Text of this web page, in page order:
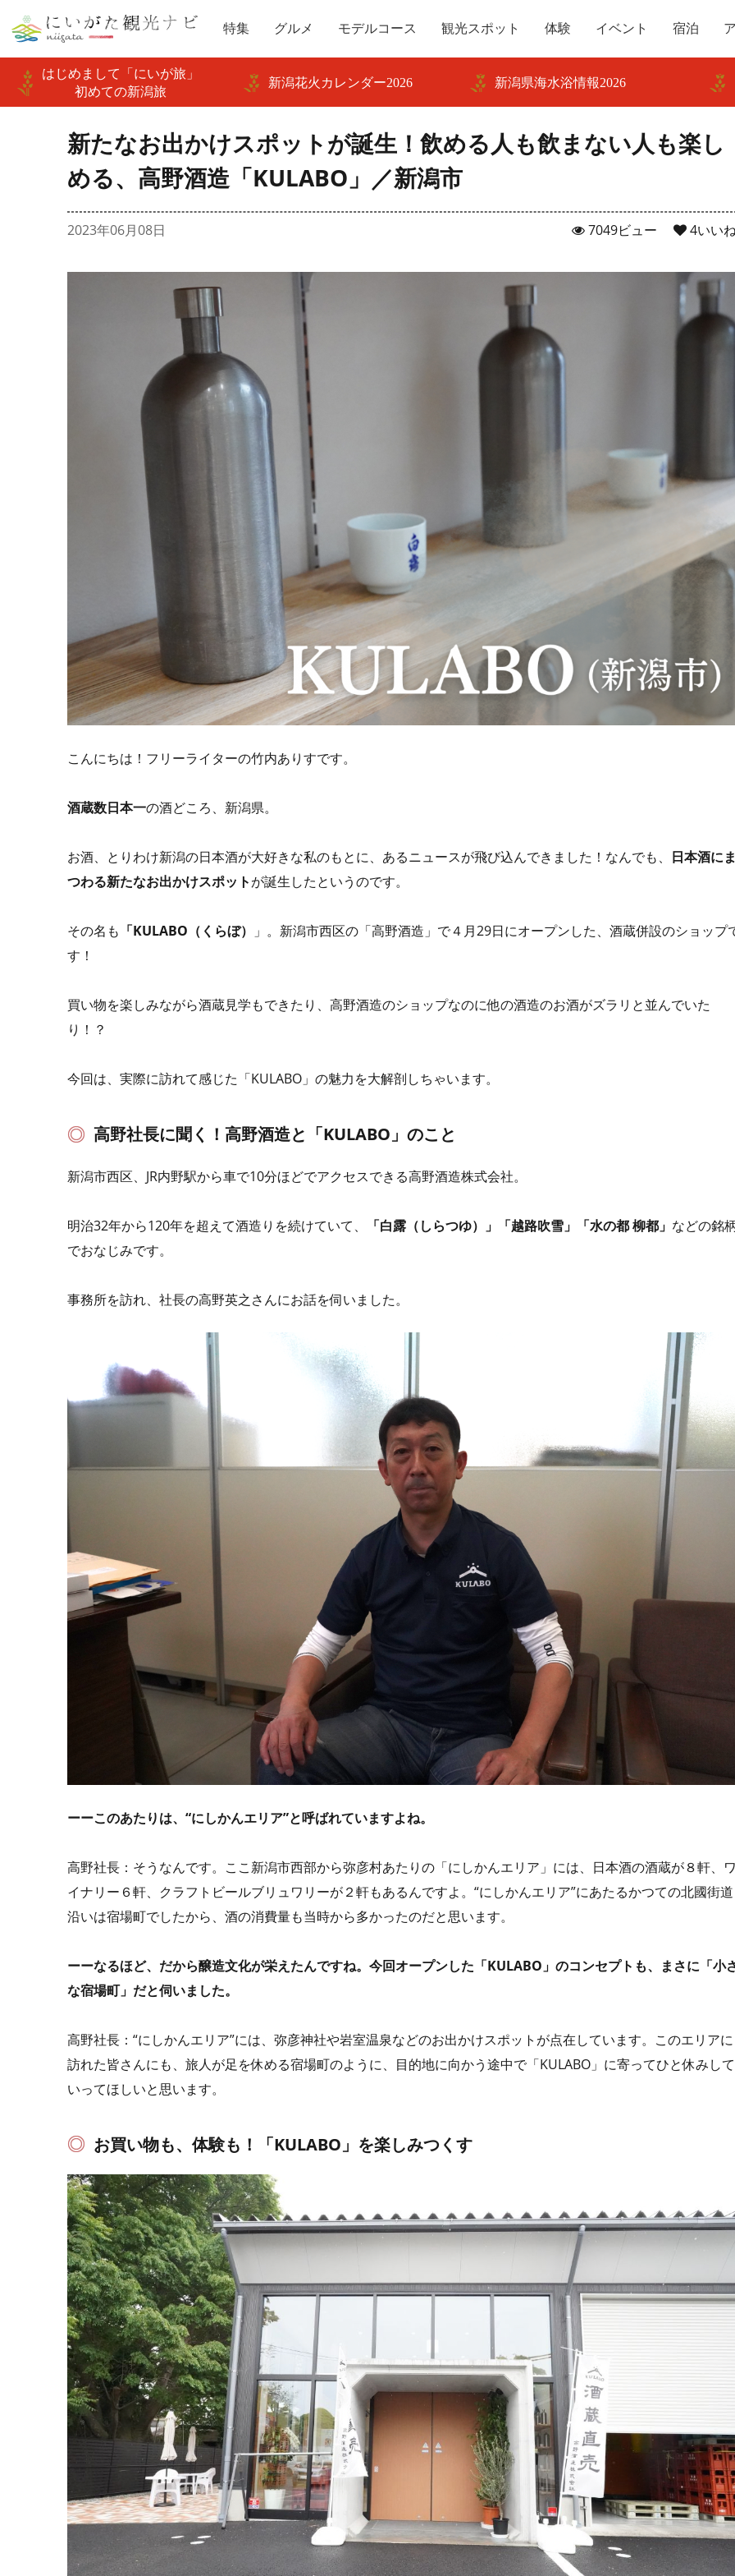
特集 グルメ モデルコース 観光スポット 体験 イベント 宿泊
はじめまして「にいが旅」
初めての新潟旅
新潟花火カレンダー2026 新潟県海水浴情報2026
新たなお出かけスポットが誕生！飲める人も飲まない人も楽し
める、高野酒造「KULABO」／新潟市
2023年06月08日 4いい
7049ビュー
こんにちは！フリーライターの竹内ありすです。
酒蔵数日本一の酒どころ、新潟県。
お酒、とりわけ新潟の日本酒が大好きな私のもとに、あるニュースが飛び込んできました！なんでも、 日本酒に
つわる新たなお出かけスポットが誕生したというのです。
その名も 「KULABO（くらぼ）
」。新潟市西区の「高野酒造」で４月29日にオープンした、酒蔵併設のショップ
す！
買い物を楽しみながら酒蔵見学もできたり、高野酒造のショップなのに他の酒造のお酒がズラリと並んでいた
り！？
今回は、実際に訪れて感じた「KULABO」の魅力を大解剖しちゃいます。
高野社長に聞く！高野酒造と「KULABO」のこと
新潟市西区、JR内野駅から車で10分ほどでアクセスできる高野酒造株式会社。
明治32年から120年を超えて酒造りを続けていて、 「白露（しらつゆ）」「越路吹雪」「水の都 柳都」 などの銘
でおなじみです。
事務所を訪れ、社長の高野英之さんにお話を伺いました。
ーーこのあたりは、“にしかんエリア”と呼ばれていますよね。
高野社長：そうなんです。ここ新潟市西部から弥彦村あたりの「にしかんエリア」には、日本酒の酒蔵が８軒、
イナリー６軒、クラフトビールブリュワリーが２軒もあるんですよ。“にしかんエリア”にあたるかつての北國街道
沿いは宿場町でしたから、酒の消費量も当時から多かったのだと思います。
ーーなるほど、だから醸造文化が栄えたんですね。今回オープンした「KULABO」のコンセプトも、まさに「小
な宿場町」だと伺いました。
高野社長：“にしかんエリア”には、弥彦神社や岩室温泉などのお出かけスポットが点在しています。このエリアに
訪れた皆さんにも、旅人が足を休める宿場町のように、目的地に向かう途中で「KULABO」に寄ってひと休みして
いってほしいと思います。
お買い物も、体験も！「KULABO」を楽しみつくす